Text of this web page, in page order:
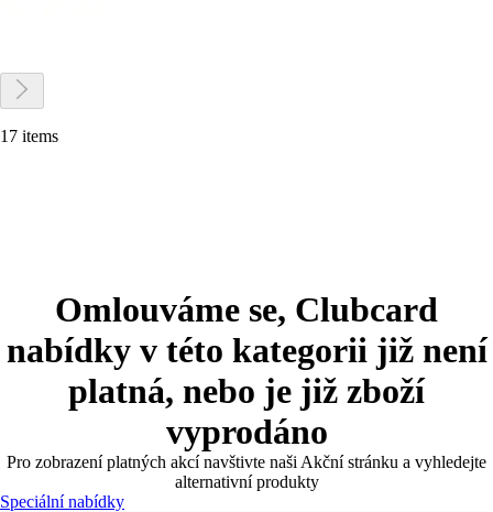
17 items
Omlouváme se, Clubcard
nabídky v této kategorii již není
platná, nebo je již zboží
vyprodáno
Pro zobrazení platných akcí navštivte naši Akční stránku a vyhledejte
alternativní produkty
Speciální nabídky